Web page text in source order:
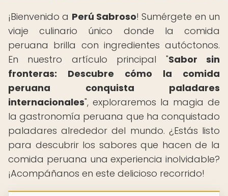
¡Bienvenido a Perú Sabroso! Sumérgete en un
viaje culinario único donde la comida
peruana brilla con ingredientes autóctonos.
En nuestro artículo principal "Sabor sin
fronteras: Descubre cómo la comida
peruana conquista paladares
internacionales", exploraremos la magia de
la gastronomía peruana que ha conquistado
paladares alrededor del mundo. ¿Estás listo
para descubrir los sabores que hacen de la
comida peruana una experiencia inolvidable?
¡Acompáñanos en este delicioso recorrido!